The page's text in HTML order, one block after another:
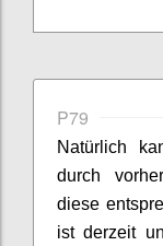
P79
Natürlich
durch
diese
ist derzeit